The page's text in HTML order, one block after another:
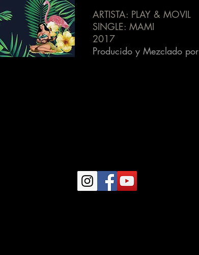
ARTISTA: PLAY & MOVIL
SINGLE: MAMI
2017
Producido y Mezclado por